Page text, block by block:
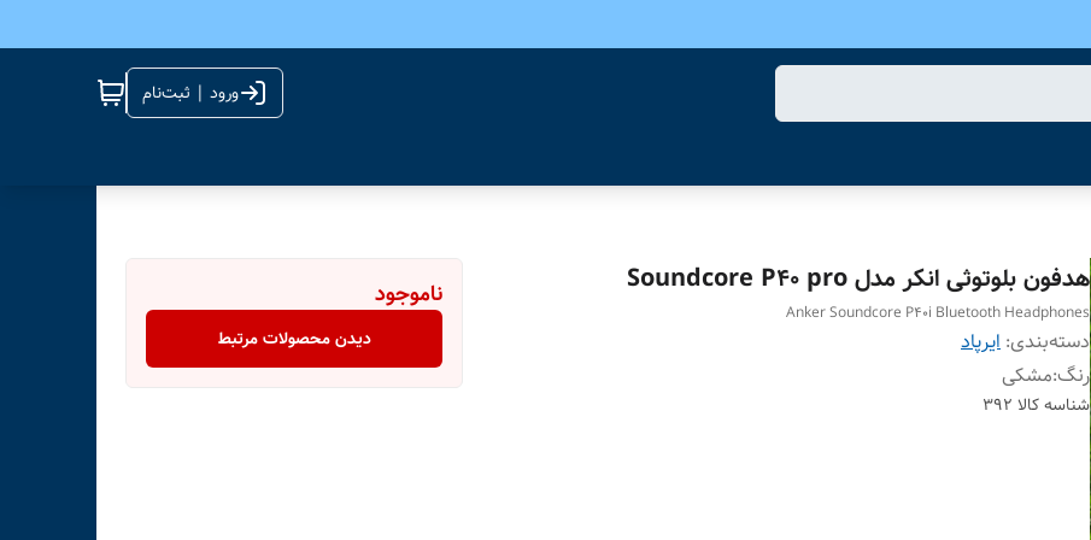
ورود | ثبت‌نام
هدفون بلوتوثی انکر مدل Soundcore P40 pro
Anker Soundcore P40i Bluetooth Headphones
دسته‌بندی: ایرپاد
رنگ:مشکی
شناسه کالا 392
ناموجود
دیدن محصولات مرتبط